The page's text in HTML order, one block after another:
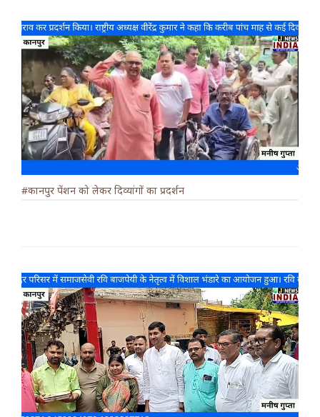
#कानपुर पेंशन को लेकर दिव्यांगों का प्रदर्शन